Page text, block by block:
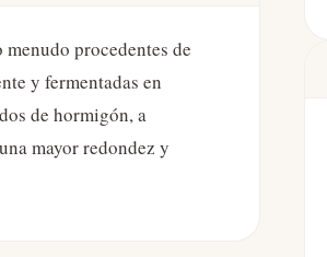
procedentes de
y fermentadas en
de hormigón, a
mayor redondez y